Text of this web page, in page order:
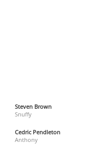
Steven Brown
Snuffy
Cedric Pendleton
Anthony